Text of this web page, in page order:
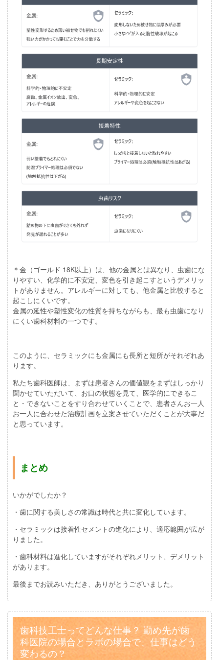
＊金（ゴールド 18K以上）は、他の金属とは異なり、虫歯にな
りやすい、化学的に不安定、変色を引き起こすというデメリッ
トがありません。アレルギーに対しても、他金属と比較すると
起こしにくいです。
金属の延性や塑性変化の性質を持ちながらも、最も虫歯になり
にくい歯科材料の一つです。
このように、セラミックにも金属にも長所と短所がそれぞれあ
ります。
私たち歯科医師は、まずは患者さんの価値観をまずはしっかり
聞かせていただいて、お口の状態を見て、医学的にできるこ
と・できないことをすり合わせていくことで、患者さんお一人
お一人に合わせた治療計画を立案させていただくことが大事だ
と思っています。
まとめ
いかがでしたか？
・歯に関する美しさの常識は時代と共に変化しています。
・セラミックは接着性セメントの進化により、適応範囲が広が
りました。
・歯科材料は進化していますがそれぞれメリット、デメリット
があります。
最後までお読みいただき、ありがとうございました。
歯科技工士ってどんな仕事？ 勤め先が歯
科医院の場合とラボの場合で、仕事はどう
変わるの？